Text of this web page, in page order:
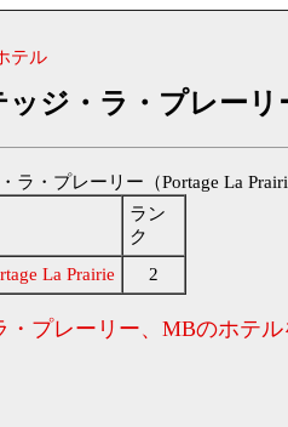
テル
ッジ・ラ・プレーリ
・プレーリー（Portage La
ラン
ク
La Prairie 2
・プレーリー、MBのホテル